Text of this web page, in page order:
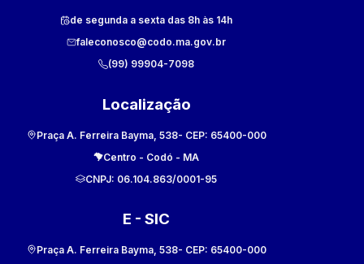
de segunda a sexta das 8h às 14h
faleconosco@codo.ma.gov.br
(99) 99904-7098
Localização
Praça A. Ferreira Bayma, 538- CEP: 65400-000
Centro - Codó - MA
CNPJ: 06.104.863/0001-95
E - SIC
Praça A. Ferreira Bayma, 538- CEP: 65400-000